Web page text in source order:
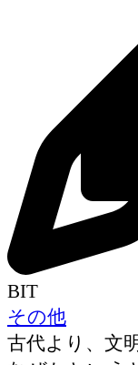
BIT
その他
古代より、文